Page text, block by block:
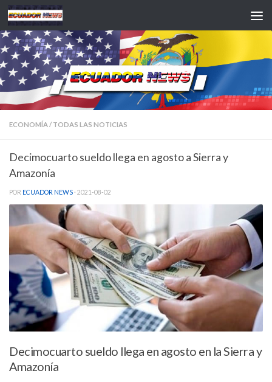
Saltar al contenido
ECONOMÍA/ TODAS LAS NOTICIAS
Decimocuarto sueldo llega en agosto a Sierra y
Amazonía
POR ECUADOR NEWS · 2021-08-02
Decimocuarto sueldo llega en agosto en la Sierra y
Amazonía